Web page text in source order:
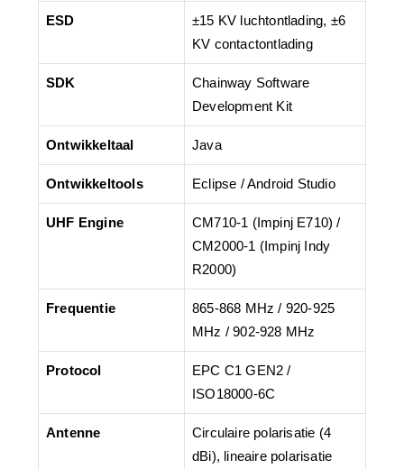
ESD
±15 KV luchtontlading, ±6
KV contactontlading
SDK
Chainway Software
Development Kit
Ontwikkeltaal Java
Ontwikkeltools Eclipse / Android Studio
UHF Engine
CM710-1 (Impinj E710) /
CM2000-1 (Impinj Indy
R2000)
Frequentie
865-868 MHz / 920-925
MHz / 902-928 MHz
Protocol
EPC C1 GEN2 /
ISO18000-6C
Antenne
Circulaire polarisatie (4
dBi), lineaire polarisatie